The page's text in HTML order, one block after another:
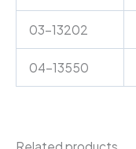
03-13202
04-13550
Related products